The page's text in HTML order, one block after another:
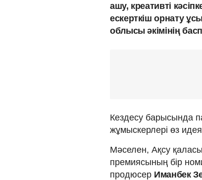
ашу, креативті
ескерткіш орнату
облысы әкімінің
Кездесу барысында
жұмыскерлері өз
Мәселен, Ақсу
премиясының бір
продюсер Иманбек